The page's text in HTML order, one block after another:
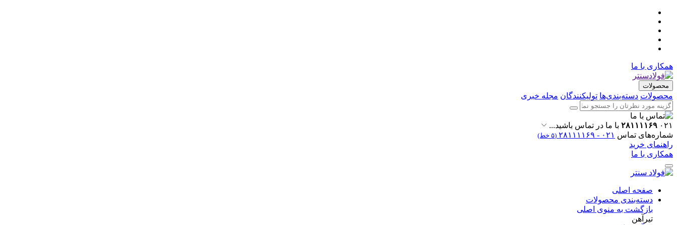
همکاری با ما
محصولات
محصولات دسته‌بندی‌ها تولیکنندگان مجله خبری
۰۲۱ ۲۸۱۱۱۱۶۹ با ما در تماس باشید...
شماره‌های تماس ۰۲۱ - ۲۸۱۱۱۱۶۹ (۵ خط)
راهنمای خرید
همکاری با ما
صفحه اصلی
دسته‌بندی محصولات
بازگشت به منوی اصلی
تیرآهن